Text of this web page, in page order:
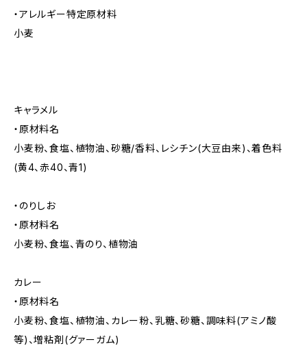
・アレルギー特定原材料
小麦
キャラメル
・原材料名
小麦粉、食塩、植物油、砂糖/香料、レシチン(大豆由来)、着色料
(黄4、赤40、青1)
・のりしお
・原材料名
小麦粉、食塩、青のり、植物油
カレー
・原材料名
小麦粉、食塩、植物油、カレー粉、乳糖、砂糖、調味料(アミノ酸
等)、増粘剤(グァーガム)